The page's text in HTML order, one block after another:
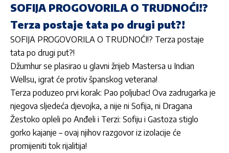
SOFIJA PROGOVORILA O TRUDNOĆI!?
Terza postaje tata po drugi put?!
SOFIJA PROGOVORILA O TRUDNOĆI!? Terza postaje
tata po drugi put?!
Džumhur se plasirao u glavni žrijeb Mastersa u Indian
Wellsu, igrat će protiv španskog veterana!
Terza poduzeo prvi korak: Pao poljubac! Ova zadrugarka je
njegova sljedeća djevojka, a nije ni Sofija, ni Dragana
Žestoko opleli po Anđeli i Terzi: Sofiju i Gastoza stiglo
gorko kajanje – ovaj njihov razgovor iz izolacije će
promijeniti tok rijalitija!